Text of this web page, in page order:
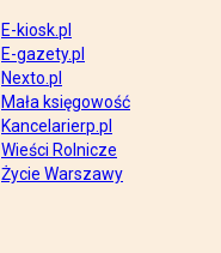
E-kiosk.pl
E-gazety.pl
Nexto.pl
Mała księgowość
Kancelarierp.pl
Wieści Rolnicze
Życie Warszawy